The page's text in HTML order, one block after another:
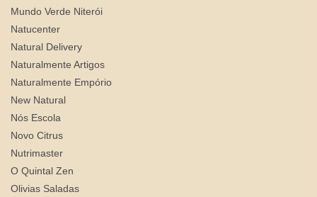
Mundo Verde Niterói
Natucenter
Natural Delivery
Naturalmente Artigos
Naturalmente Empório
New Natural
Nós Escola
Novo Citrus
Nutrimaster
O Quintal Zen
Olivias Saladas